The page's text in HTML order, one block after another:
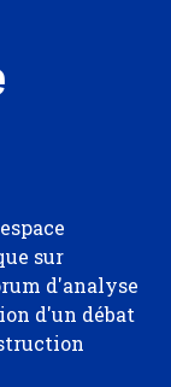
sur
d'analyse
d'un débat